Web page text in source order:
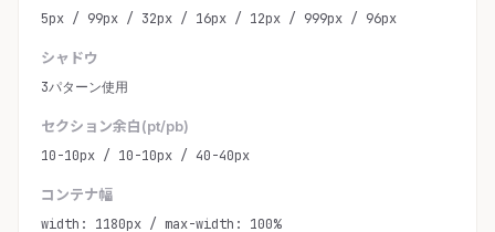
5px / 99px / 32px / 16px / 12px / 999px / 96px
シャドウ
3パターン使用
セクション余白(pt/pb)
10-10px / 10-10px / 40-40px
コンテナ幅
width: 1180px / max-width: 100%